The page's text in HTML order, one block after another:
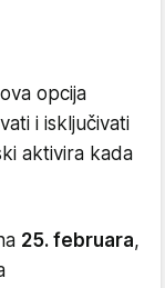
opcija
i isključivati
aktivira kada
25. februara,